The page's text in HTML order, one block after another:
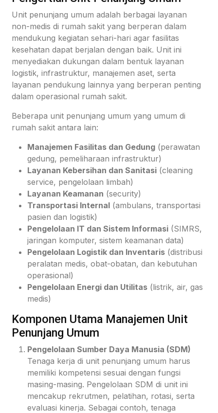
Unit penunjang umum adalah berbagai layanan
non-medis di rumah sakit yang berperan dalam
mendukung kegiatan sehari-hari agar fasilitas
kesehatan dapat berjalan dengan baik. Unit ini
menyediakan dukungan dalam bentuk layanan
logistik, infrastruktur, manajemen aset, serta
layanan pendukung lainnya yang berperan penting
dalam operasional rumah sakit.
Beberapa unit penunjang umum yang umum di
rumah sakit antara lain:
Manajemen Fasilitas dan Gedung (perawatan
gedung, pemeliharaan infrastruktur)
Layanan Kebersihan dan Sanitasi (cleaning
service, pengelolaan limbah)
Layanan Keamanan (security)
Transportasi Internal (ambulans, transportasi
pasien dan logistik)
Pengelolaan IT dan Sistem Informasi (SIMRS,
jaringan komputer, sistem keamanan data)
Pengelolaan Logistik dan Inventaris (distribusi
peralatan medis, obat-obatan, dan kebutuhan
operasional)
Pengelolaan Energi dan Utilitas (listrik, air, gas
medis)
Komponen Utama Manajemen Unit
Penunjang Umum
Pengelolaan Sumber Daya Manusia (SDM)
Tenaga kerja di unit penunjang umum harus
memiliki kompetensi sesuai dengan fungsi
masing-masing. Pengelolaan SDM di unit ini
mencakup rekrutmen, pelatihan, rotasi, serta
evaluasi kinerja. Sebagai contoh, tenaga